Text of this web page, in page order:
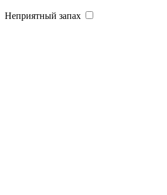
Неприятный запах